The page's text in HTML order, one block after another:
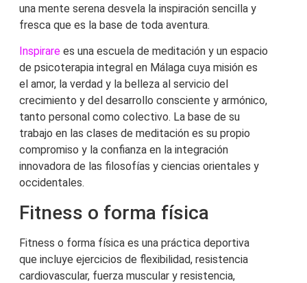
una mente serena desvela la inspiración sencilla y
fresca que es la base de toda aventura.
Inspirare es una escuela de meditación y un espacio
de psicoterapia integral en Málaga cuya misión es
el amor, la verdad y la belleza al servicio del
crecimiento y del desarrollo consciente y armónico,
tanto personal como colectivo. La base de su
trabajo en las clases de meditación es su propio
compromiso y la confianza en la integración
innovadora de las filosofías y ciencias orientales y
occidentales.
Fitness o forma física
Fitness o forma física es una práctica deportiva
que incluye ejercicios de flexibilidad, resistencia
cardiovascular, fuerza muscular y resistencia,